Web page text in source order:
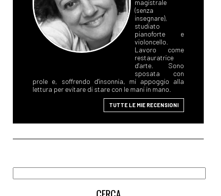
magistrale
(senza
insegnare),
studiato
pianoforte e
violoncello.
Lavoro come
restauratrice
d'arte. Sono
sposata con
prole e, soffrendo d'insonnia, mi appoggio alla
lettura per evitare di stare con le mani in mano.
TUTTE LE MIE RECENSIONI